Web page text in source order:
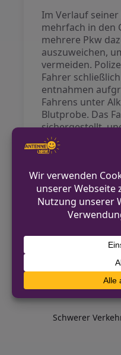
Im Verlauf
mehrfach in den
mehrere Pkw
auszuweichen,
vermeiden.
Fahrer
entnahmen
Fahrens unter
Blutprobe. Das
sichergestellt,
vorübergehend
Kraftfahrzeugs
Die Polizei bittet
Fahrweise des
wurden, sich zu
VORHERIGER
Werkzeugdiebe
Schwerer